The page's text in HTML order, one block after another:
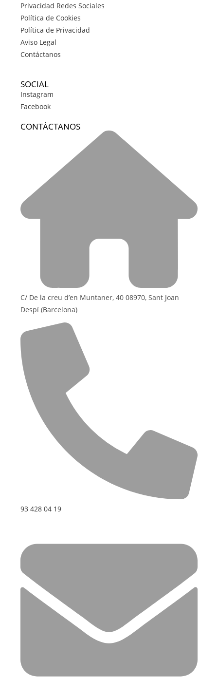
Privacidad Redes Sociales
Política de Cookies
Política de Privacidad
Aviso Legal
Contáctanos
SOCIAL
Instagram
Facebook
CONTÁCTANOS
C/ De la creu d’en Muntaner, 40 08970, Sant Joan
Despí (Barcelona)
93 428 04 19